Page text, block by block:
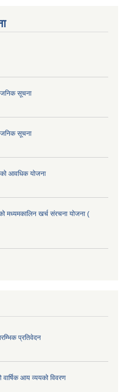
सूचना
सूचना
आवधिक योजना
मध्यमकालिन खर्च संरचना योजना (
प्रतिवेदन
आय व्ययको विवरण